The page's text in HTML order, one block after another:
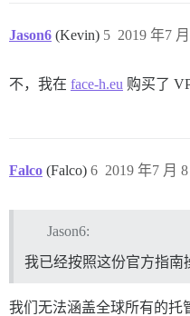
Jason6 (Kevin) 2019 年7
5
不，我在 face-h.eu 购买了
Falco (Falco) 2019 年7 月
6
Jason6:
我已经按照这份官方指南
我们无法涵盖全球所有的托